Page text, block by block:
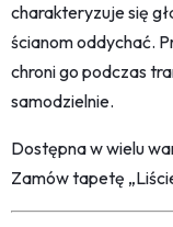
charakteryzuje się
ścianom oddychać.
chroni go podczas
samodzielnie.
Dostępna w wielu
Zamów tapetę